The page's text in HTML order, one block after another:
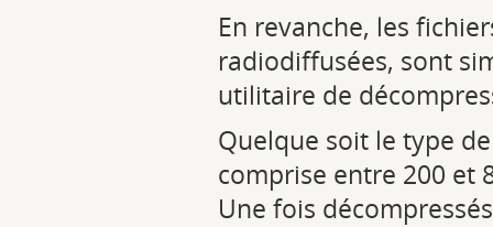
En revanche, les
radiodiffusées, sont
utilitaire de
Quelque soit le type
comprise entre 200 et
Une fois